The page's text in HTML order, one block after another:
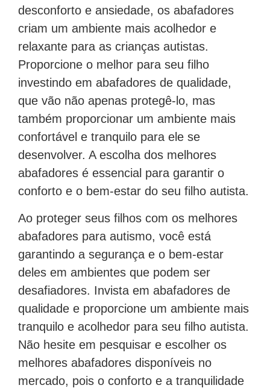
desconforto e ansiedade, os abafadores
criam um ambiente mais acolhedor e
relaxante para as crianças autistas.
Proporcione o melhor para seu filho
investindo em abafadores de qualidade,
que vão não apenas protegê-lo, mas
também proporcionar um ambiente mais
confortável e tranquilo para ele se
desenvolver. A escolha dos melhores
abafadores é essencial para garantir o
conforto e o bem-estar do seu filho autista.
Ao proteger seus filhos com os melhores
abafadores para autismo, você está
garantindo a segurança e o bem-estar
deles em ambientes que podem ser
desafiadores. Invista em abafadores de
qualidade e proporcione um ambiente mais
tranquilo e acolhedor para seu filho autista.
Não hesite em pesquisar e escolher os
melhores abafadores disponíveis no
mercado, pois o conforto e a tranquilidade